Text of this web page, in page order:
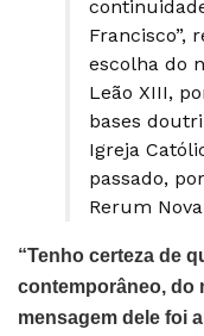
Francisco”,
escolha do
Leão XIII,
bases
Igreja
passado,
Rerum
“Tenho certeza de
contemporâneo, do
mensagem dele foi